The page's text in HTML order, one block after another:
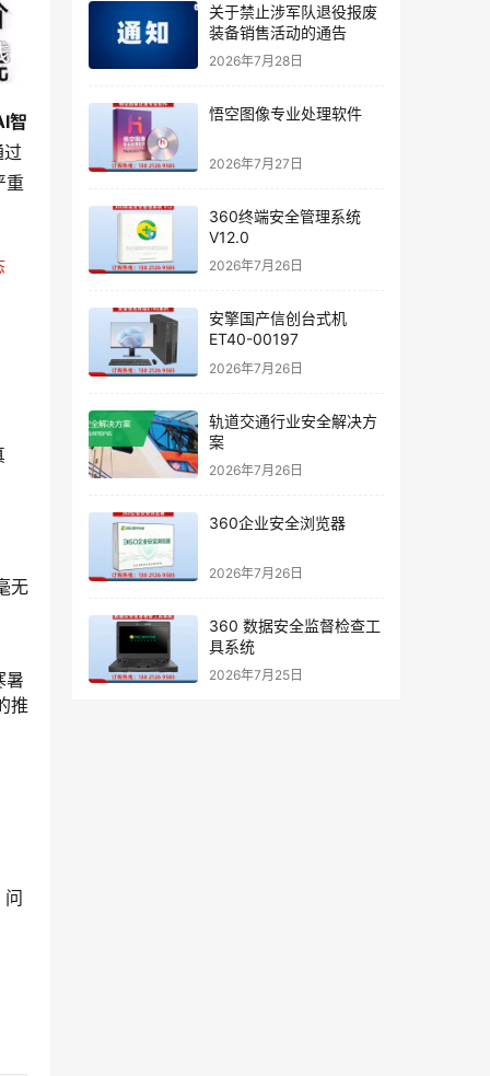
智
过
重
无
暑
推
关于禁止涉军队退役报废
装备销售活动的通告
2026年7月28日
悟空图像专业处理软件
2026年7月27日
360终端安全管理系统
V12.0
2026年7月26日
安擎国产信创台式机
ET40-00197
2026年7月26日
轨道交通行业安全解决方
案
2026年7月26日
360企业安全浏览器
2026年7月26日
360 数据安全监督检查工
具系统
2026年7月25日